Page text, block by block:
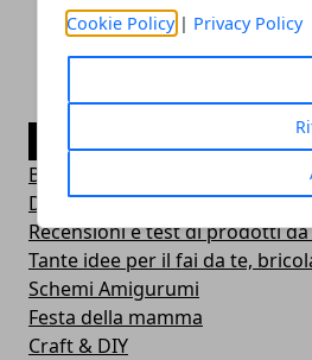
Cookie Policy| Privacy Policy
Blog
DIY & How To
Recensioni e test di prodotti
Tante idee per il fai da te,
Schemi Amigurumi
Festa della mamma
Craft & DIY